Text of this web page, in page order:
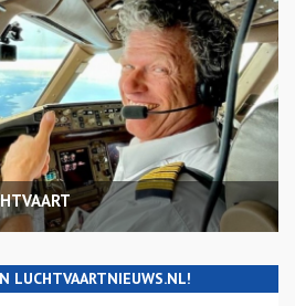
LUCHTVAARTNIEUWS.NL!